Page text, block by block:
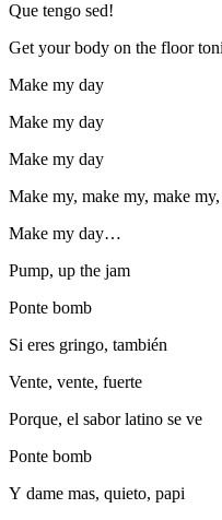
Que tengo sed!
Get your body on the floor
Make my day
Make my day
Make my day
Make my, make my, make
Make my day…
Pump, up the jam
Ponte bomb
Si eres gringo, también
Vente, vente, fuerte
Porque, el sabor latino se ve
Ponte bomb
Y dame mas, quieto, papi